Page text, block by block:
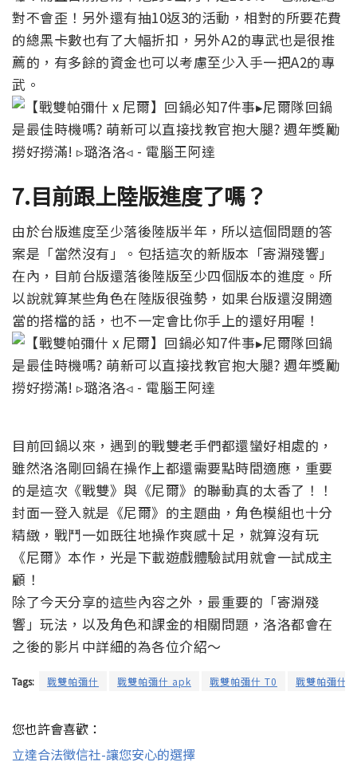
對不會歪！另外還有抽10返3的活動，相對的所要花費
的總黑卡數也有了大幅折扣，另外A2的專武也是很推
薦的，有多餘的資金也可以考慮至少入手一把A2的專
武。
7.目前跟上陸版進度了嗎？
由於台版進度至少落後陸版半年，所以這個問題的答
案是「當然沒有」。包括這次的新版本「寄淵殘響」
在內，目前台版還落後陸版至少四個版本的進度。所
以說就算某些角色在陸版很強勢，如果台版還沒開適
當的搭檔的話，也不一定會比你手上的還好用喔！
目前回鍋以來，遇到的戰雙老手們都還蠻好相處的，
雖然洛洛剛回鍋在操作上都還需要點時間適應，重要
的是這次《戰雙》與《尼爾》的聯動真的太香了！！
封面一登入就是《尼爾》的主題曲，角色模組也十分
精緻，戰鬥一如既往地操作爽感十足，就算沒有玩
《尼爾》本作，光是下載遊戲體驗試用就會一試成主
顧 ！
除了今天分享的這些內容之外，最重要的「寄淵殘
響」玩法，以及角色和課金的相關問題，洛洛都會在
之後的影片中詳細的為各位介紹～
Tags: 戰雙帕彌什 戰雙帕彌什 apk 戰雙帕彌什 T0 戰雙帕彌什
您也許會喜歡：
立達合法徵信社-讓您安心的選擇